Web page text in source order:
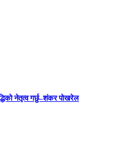
नेतृत्व गर्छु–शंकर पोखरेल